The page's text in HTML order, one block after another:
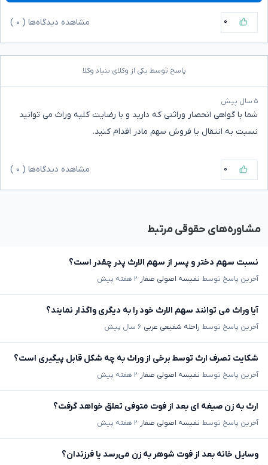
۰ مشاهده دیدگاه‌ها ( ۰
پاسخ توسط یکی از وکلای بنیاد وکلا
۵ سال پیش
شما با گواهی انحصار وراثتی که دارید و با رضایت کلیه وراث می توانید
نسبت به انتقال یا فروش سهم مادر اقدام کنید.
۰ مشاهده دیدگاه‌ها ( ۰
مشاوره‌های حقوقی مرتبط
نسبت سهم دختر و پسر از سهم الارث پدر چقدر است؟
آخرین پاسخ توسط نفیسه اصولی صفار ۲ هفته پیش
آیا وراث می توانند سهم الارث خود را به دیگری واگذار نمایند؟
آخرین پاسخ توسط راحله شفیعی عربی ۶ سال پیش
شکایت تصرف ارث توسط برخی از وراث به چه شکل قابل پیگیری است؟
آخرین پاسخ توسط نفیسه اصولی صفار ۲ هفته پیش
ارث به زن صیغه ای بعد از فوت متوفی تعلق خواهد گرفت؟
آخرین پاسخ توسط نفیسه اصولی صفار ۲ هفته پیش
وسایل خانه بعد از فوت شوهر به زن می‌رسد یا فرزندان؟